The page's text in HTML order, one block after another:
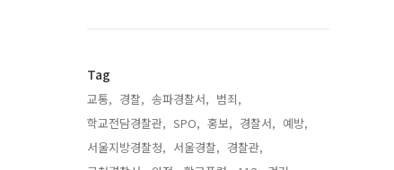
Tag
교통, 경찰, 송파경찰서, 범죄,
학교전담경찰관, SPO, 홍보, 경찰서, 예방,
서울지방경찰청, 서울경찰, 경찰관,